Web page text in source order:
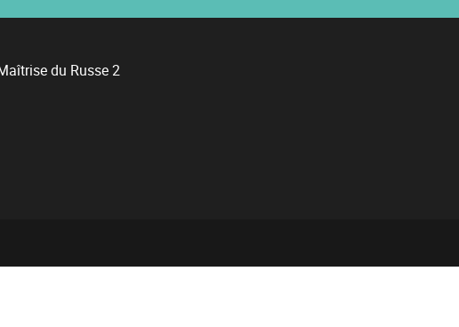
du Russe 2